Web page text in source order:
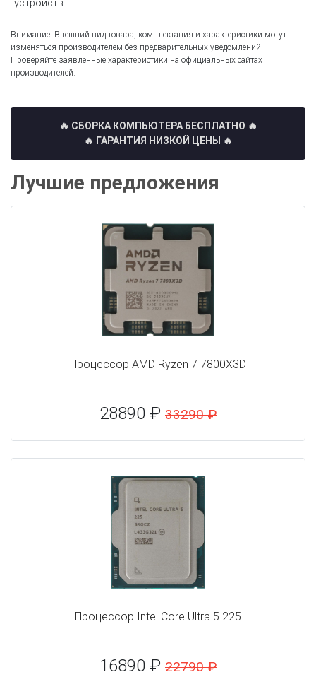
устройств
Внимание! Внешний вид товара, комплектация и характеристики могут
изменяться производителем без предварительных уведомлений.
Проверяйте заявленные характеристики на официальных сайтах
производителей.
🔥 СБОРКА КОМПЬЮТЕРА БЕСПЛАТНО 🔥
🔥 ГАРАНТИЯ НИЗКОЙ ЦЕНЫ 🔥
Лучшие предложения
Процессор AMD Ryzen 7 7800X3D
28890 ₽ 33290 ₽
Процессор Intel Core Ultra 5 225
16890 ₽ 22790 ₽